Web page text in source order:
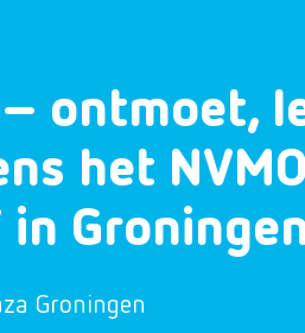
– ontmoet,
het NVMO
in
Groningen